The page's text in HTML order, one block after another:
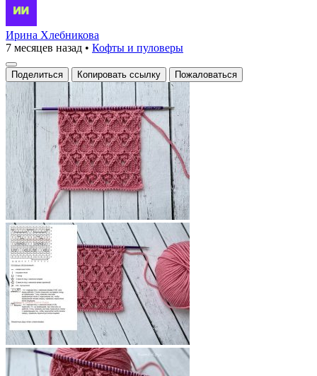
Ирина Хлебникова
7 месяцев назад • Кофты и пуловеры
Поделиться Копировать ссылку Пожаловаться